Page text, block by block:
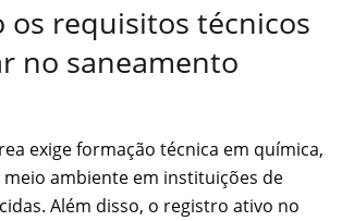
os requisitos técnicos
no saneamento
exige formação técnica em química,
ambiente em instituições de
Além disso, o registro ativo no